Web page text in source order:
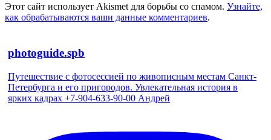
Этот сайт использует Akismet для борьбы со спамом. Узнайте,
как обрабатываются ваши данные комментариев.
photoguide.spb
Путешествие с фотосессией по живописным местам Санкт-
Петербурга и его пригородов. Увлекательная история в
ярких кадрах +7-904-633-90-00 Андрей